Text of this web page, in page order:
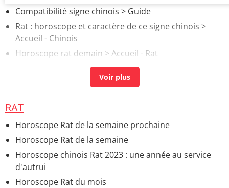
Compatibilité signe chinois > Guide
Rat : horoscope et caractère de ce signe chinois >
Accueil - Chinois
Horoscope rat demain > Accueil - Rat
Horoscope Rat du jour> Accueil - Rat
RAT
Horoscope Rat de la semaine prochaine
Horoscope Rat de la semaine
Horoscope chinois Rat 2023 : une année au service
d'autrui
Horoscope Rat du mois